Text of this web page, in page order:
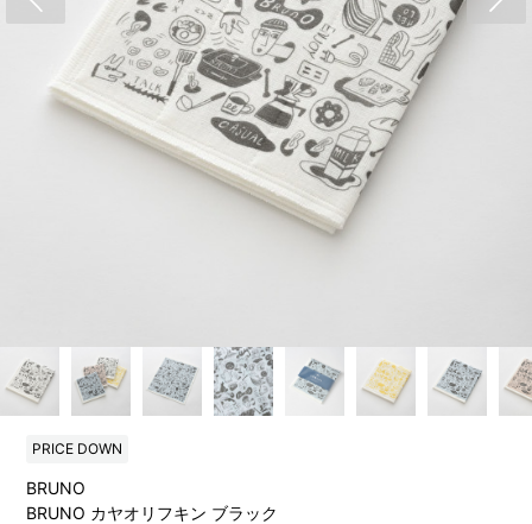
PRICE DOWN
BRUNO
BRUNO カヤオリフキン ブラック